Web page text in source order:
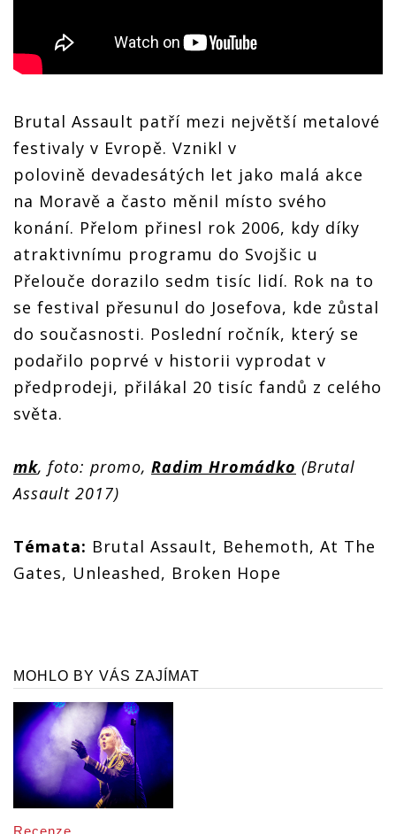
Brutal Assault patří mezi největší metalové
festivaly v Evropě. Vznikl v
polovině devadesátých let jako malá akce
na Moravě a často měnil místo svého
konání. Přelom přinesl rok 2006, kdy díky
atraktivnímu programu do Svojšic u
Přelouče dorazilo sedm tisíc lidí. Rok na to
se festival přesunul do Josefova, kde zůstal
do současnosti. Poslední ročník, který se
podařilo poprvé v historii vyprodat v
předprodeji, přilákal 20 tisíc fandů z celého
světa.
mk, foto: promo, Radim Hromádko (Brutal
Assault 2017)
Témata: Brutal Assault, Behemoth, At The
Gates, Unleashed, Broken Hope
MOHLO BY VÁS ZAJÍMAT